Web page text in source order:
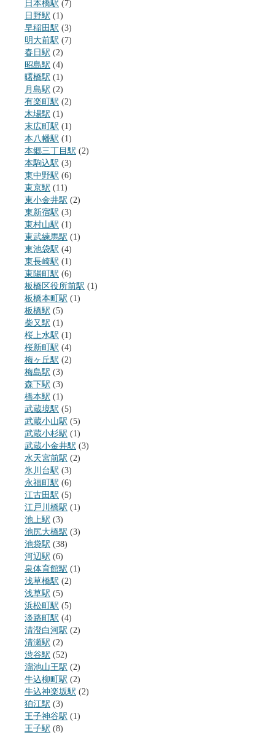
日本橋駅 (7)
日野駅 (1)
早稲田駅 (3)
明大前駅 (7)
春日駅 (2)
昭島駅 (4)
曙橋駅 (1)
月島駅 (2)
有楽町駅 (2)
木場駅 (1)
末広町駅 (1)
本八幡駅 (1)
本郷三丁目駅 (2)
本駒込駅 (3)
東中野駅 (6)
東京駅 (11)
東小金井駅 (2)
東新宿駅 (3)
東村山駅 (1)
東武練馬駅 (1)
東池袋駅 (4)
東長崎駅 (1)
東陽町駅 (6)
板橋区役所前駅 (1)
板橋本町駅 (1)
板橋駅 (5)
柴又駅 (1)
桜上水駅 (1)
桜新町駅 (4)
梅ヶ丘駅 (2)
梅島駅 (3)
森下駅 (3)
橋本駅 (1)
武蔵境駅 (5)
武蔵小山駅 (5)
武蔵小杉駅 (1)
武蔵小金井駅 (3)
水天宮前駅 (2)
氷川台駅 (3)
永福町駅 (6)
江古田駅 (5)
江戸川橋駅 (1)
池上駅 (3)
池尻大橋駅 (3)
池袋駅 (38)
河辺駅 (6)
泉体育館駅 (1)
浅草橋駅 (2)
浅草駅 (5)
浜松町駅 (5)
淡路町駅 (4)
清澄白河駅 (2)
清瀬駅 (2)
渋谷駅 (52)
溜池山王駅 (2)
牛込柳町駅 (2)
牛込神楽坂駅 (2)
狛江駅 (3)
王子神谷駅 (1)
王子駅 (8)